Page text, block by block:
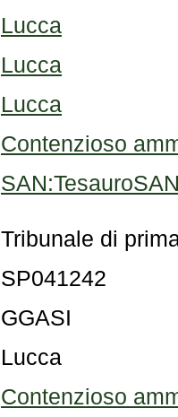
Lucca
Lucca
Lucca
Contenzioso
Tribunale di
SP041242
GGASI
Lucca
Contenzioso